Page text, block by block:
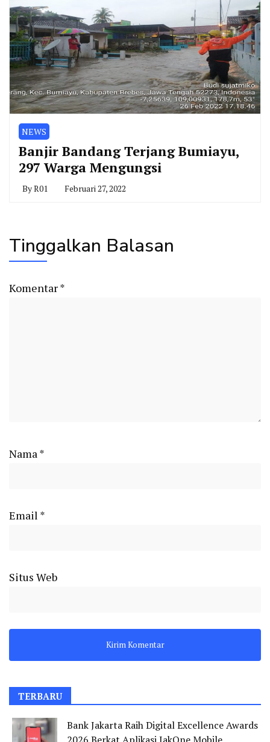
NEWS
Banjir Bandang Terjang Bumiayu,
297 Warga Mengungsi
ByR01 Februari 27, 2022
Tinggalkan Balasan
Komentar*
Nama*
Email *
Situs Web
TERBARU
Bank Jakarta Raih Digital Excellence Awards